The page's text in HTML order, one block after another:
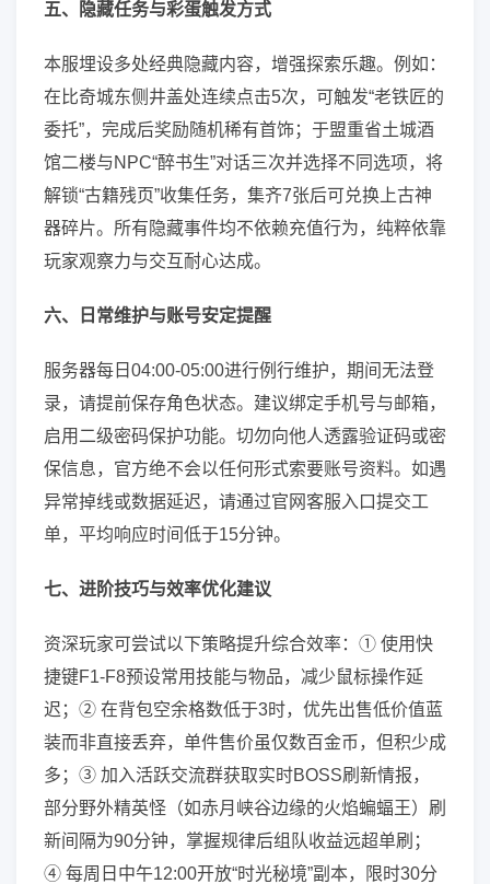
五、隐藏任务与彩蛋触发方式
本服埋设多处经典隐藏内容，增强探索乐趣。例如：
在比奇城东侧井盖处连续点击5次，可触发“老铁匠的
委托”，完成后奖励随机稀有首饰；于盟重省土城酒
馆二楼与NPC“醉书生”对话三次并选择不同选项，将
解锁“古籍残页”收集任务，集齐7张后可兑换上古神
器碎片。所有隐藏事件均不依赖充值行为，纯粹依靠
玩家观察力与交互耐心达成。
六、日常维护与账号安定提醒
服务器每日04:00-05:00进行例行维护，期间无法登
录，请提前保存角色状态。建议绑定手机号与邮箱，
启用二级密码保护功能。切勿向他人透露验证码或密
保信息，官方绝不会以任何形式索要账号资料。如遇
异常掉线或数据延迟，请通过官网客服入口提交工
单，平均响应时间低于15分钟。
七、进阶技巧与效率优化建议
资深玩家可尝试以下策略提升综合效率：① 使用快
捷键F1-F8预设常用技能与物品，减少鼠标操作延
迟；② 在背包空余格数低于3时，优先出售低价值蓝
装而非直接丢弃，单件售价虽仅数百金币，但积少成
多；③ 加入活跃交流群获取实时BOSS刷新情报，
部分野外精英怪（如赤月峡谷边缘的火焰蝙蝠王）刷
新间隔为90分钟，掌握规律后组队收益远超单刷；
④ 每周日中午12:00开放“时光秘境”副本，限时30分